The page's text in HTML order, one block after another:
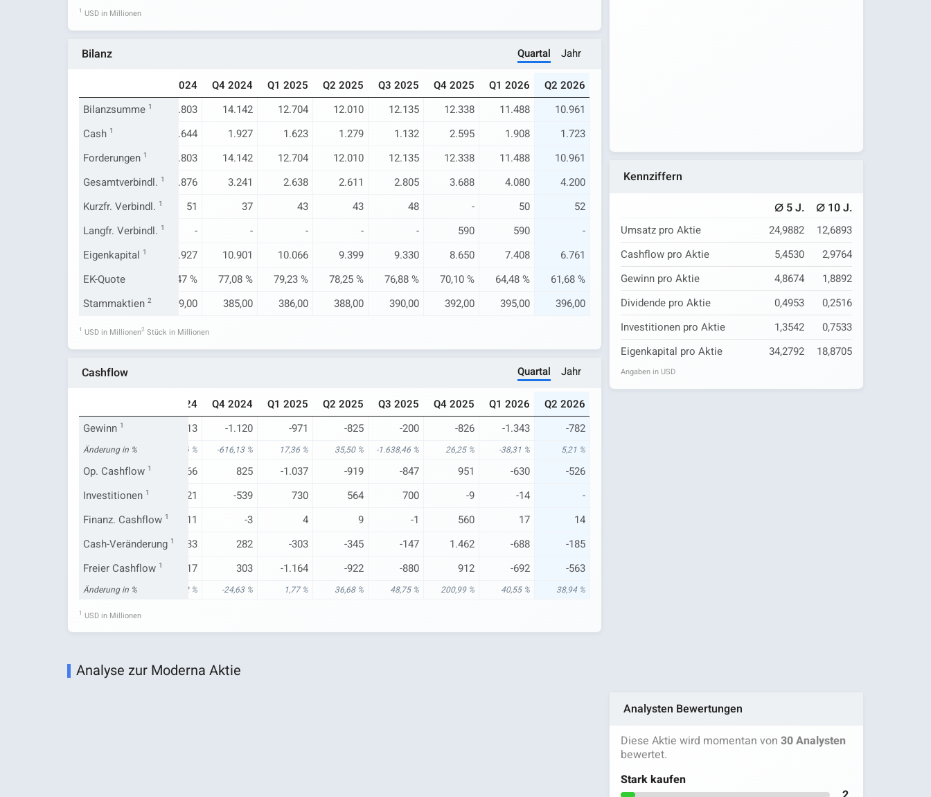
1 USD in Millionen
Bilanz Quartal Jahr
Q3 2024 Q4 2024 Q1 2025 Q2 2025 Q3 2025 Q4 2025 Q1 2026
Q2 2026
Bilanzsumme 1
16.729 15.680 15.803 14.142 12.704 12.010 12.135 12.338 11.488
10.961
Cash 1
2.051 1.644 1.927 1.623 1.279 1.132 2.595 1.908
1.723
Forderungen 1
16.729 15.680 15.803 14.142 12.704 12.010 12.135 12.338 11.488
10.961
Gesamtverbindl. 1
3.912 3.968 3.876 3.241 2.638 2.611 2.805 3.688 4.080
4.200
Kurzfr. Verbindl. 1
25 25 51 37 43 43 48 - 50
52
Langfr. Verbindl. 1
- - - - - - - 590 590
-
Eigenkapital 1
12.817 11.712 11.927 10.901 10.066 9.399 9.330 8.650 7.408
6.761
EK-Quote
76,61 % 74,69 % 75,47 % 77,08 % 79,23 % 78,25 % 76,88 % 70,10 % 64,48 %
61,68 %
Stammaktien 2
382,00 384,00 399,00 385,00 386,00 388,00 390,00 392,00 395,00 396,00
1 USD in Millionen2 Stück in Millionen
Cashflow Quartal Jahr
Q3 2024 Q4 2024 Q1 2025 Q2 2025 Q3 2025 Q4 2025 Q1 2026
Q2 2026
Gewinn 1
-1.175 -1.279 13 -1.120 -971 -825 -200 -826 -1.343 -782
Änderung in %
-1.587,34 % 7,32 % 100,36 % -616,13 % 17,36 % 35,50 % -1.638,46 % 26,25 % -38,31 % 5,21 %
Op. Cashflow 1
-989 -1.274 -1.566 825 -1.037 -919 -847 951 -630
-526
Investitionen 1
118 1.649 721 -539 730 564 700 -9 -14
-
Finanz. Cashflow 1
14 34 11 -3 4 9 -1 560 17
14
Cash-Veränderung 1
-857 409 -833 282 -303 -345 -147 1.462 -688
-185
Freier Cashflow 1
-1.185 -1.456 -1.717 303 -1.164 -922 -880 912 -692 -563
Änderung in %
11,43 % -26,72 % 1,32 % -24,63 % 1,77 % 36,68 % 48,75 % 200,99 % 40,55 % 38,94 %
1 USD in Millionen
Kennziffern
⌀ 5 J. ⌀ 10 J.
Umsatz pro Aktie 24,9882
12,6893
Cashflow pro Aktie
5,4530
2,9764
Gewinn pro Aktie
4,8674
1,8892
Dividende pro Aktie
0,4953
0,2516
Investitionen pro Aktie
1,3542
0,7533
Eigenkapital pro Aktie
34,2792 18,8705
Angaben in USD
Analyse zur Moderna Aktie
Analysten Bewertungen
Diese Aktie wird momentan von 30 Analysten
bewertet.
Stark kaufen